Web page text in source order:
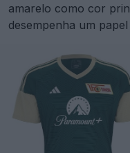
amarelo como cor
desempenha um